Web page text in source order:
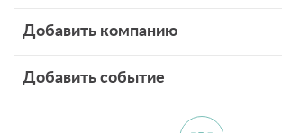
Добавить компанию
Добавить событие